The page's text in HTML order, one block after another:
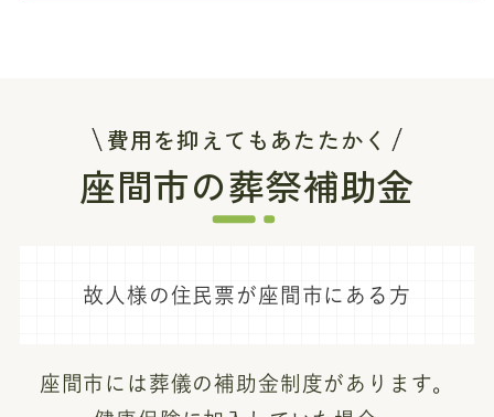
費用を抑えてもあたたかく
座間市の葬祭補助金
故人様の住民票が座間市にある方
座間市には葬儀の補助金制度があります。